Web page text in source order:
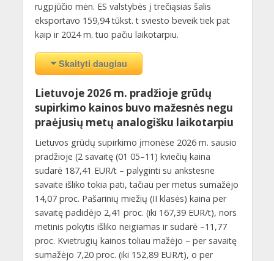
rugpjūčio mėn. ES valstybės į trečiąsias šalis
eksportavo 159,94 tūkst. t sviesto beveik tiek pat
kaip ir 2024 m. tuo pačiu laikotarpiu.
Skaityti daugiau
Lietuvoje 2026 m. pradžioje grūdų
supirkimo kainos buvo mažesnės negu
praėjusių metų analogišku laikotarpiu
Lietuvos grūdų supirkimo įmonėse 2026 m. sausio
pradžioje (2 savaitę (01 05–11) kviečių kaina
sudarė 187,41 EUR/t – palyginti su ankstesne
savaite išliko tokia pati, tačiau per metus sumažėjo
14,07 proc. Pašarinių miežių (II klasės) kaina per
savaitę padidėjo 2,41 proc. (iki 167,39 EUR/t), nors
metinis pokytis išliko neigiamas ir sudarė –11,77
proc. Kvietrugių kainos toliau mažėjo – per savaitę
sumažėjo 7,20 proc. (iki 152,89 EUR/t), o per